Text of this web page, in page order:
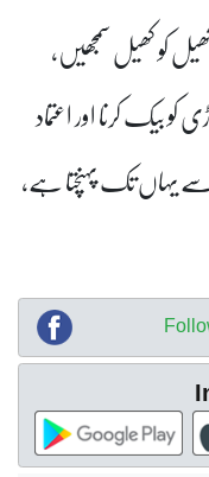
کو کھیل سمجھیں،
کو بیک کرنا اور اعتماد
سے یہاں تک پہنچتا ہے،